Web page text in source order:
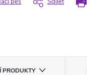
PRODUKTY